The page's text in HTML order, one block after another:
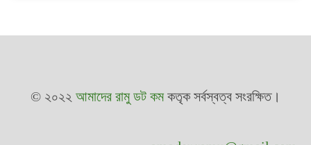
© ২০২২ আমাদের রামু ডট কমকতৃক সর্বস্বত্ব সংরক্ষিত।